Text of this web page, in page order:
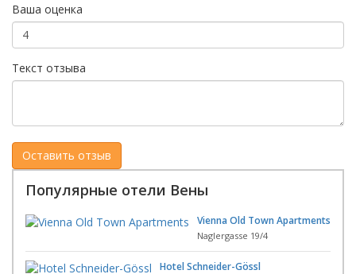
Ваша оценка
Текст отзыва
Популярные отели Вены
Vienna Old Town Apartments
Naglergasse 19/4
Hotel Schneider-Gössl